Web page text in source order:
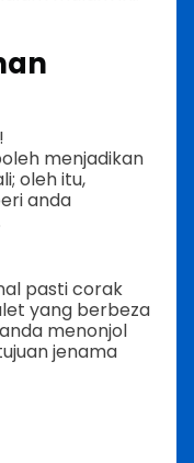
menjadikan
oleh itu,
anda
pasti corak
yang berbeza
menonjol
jenama